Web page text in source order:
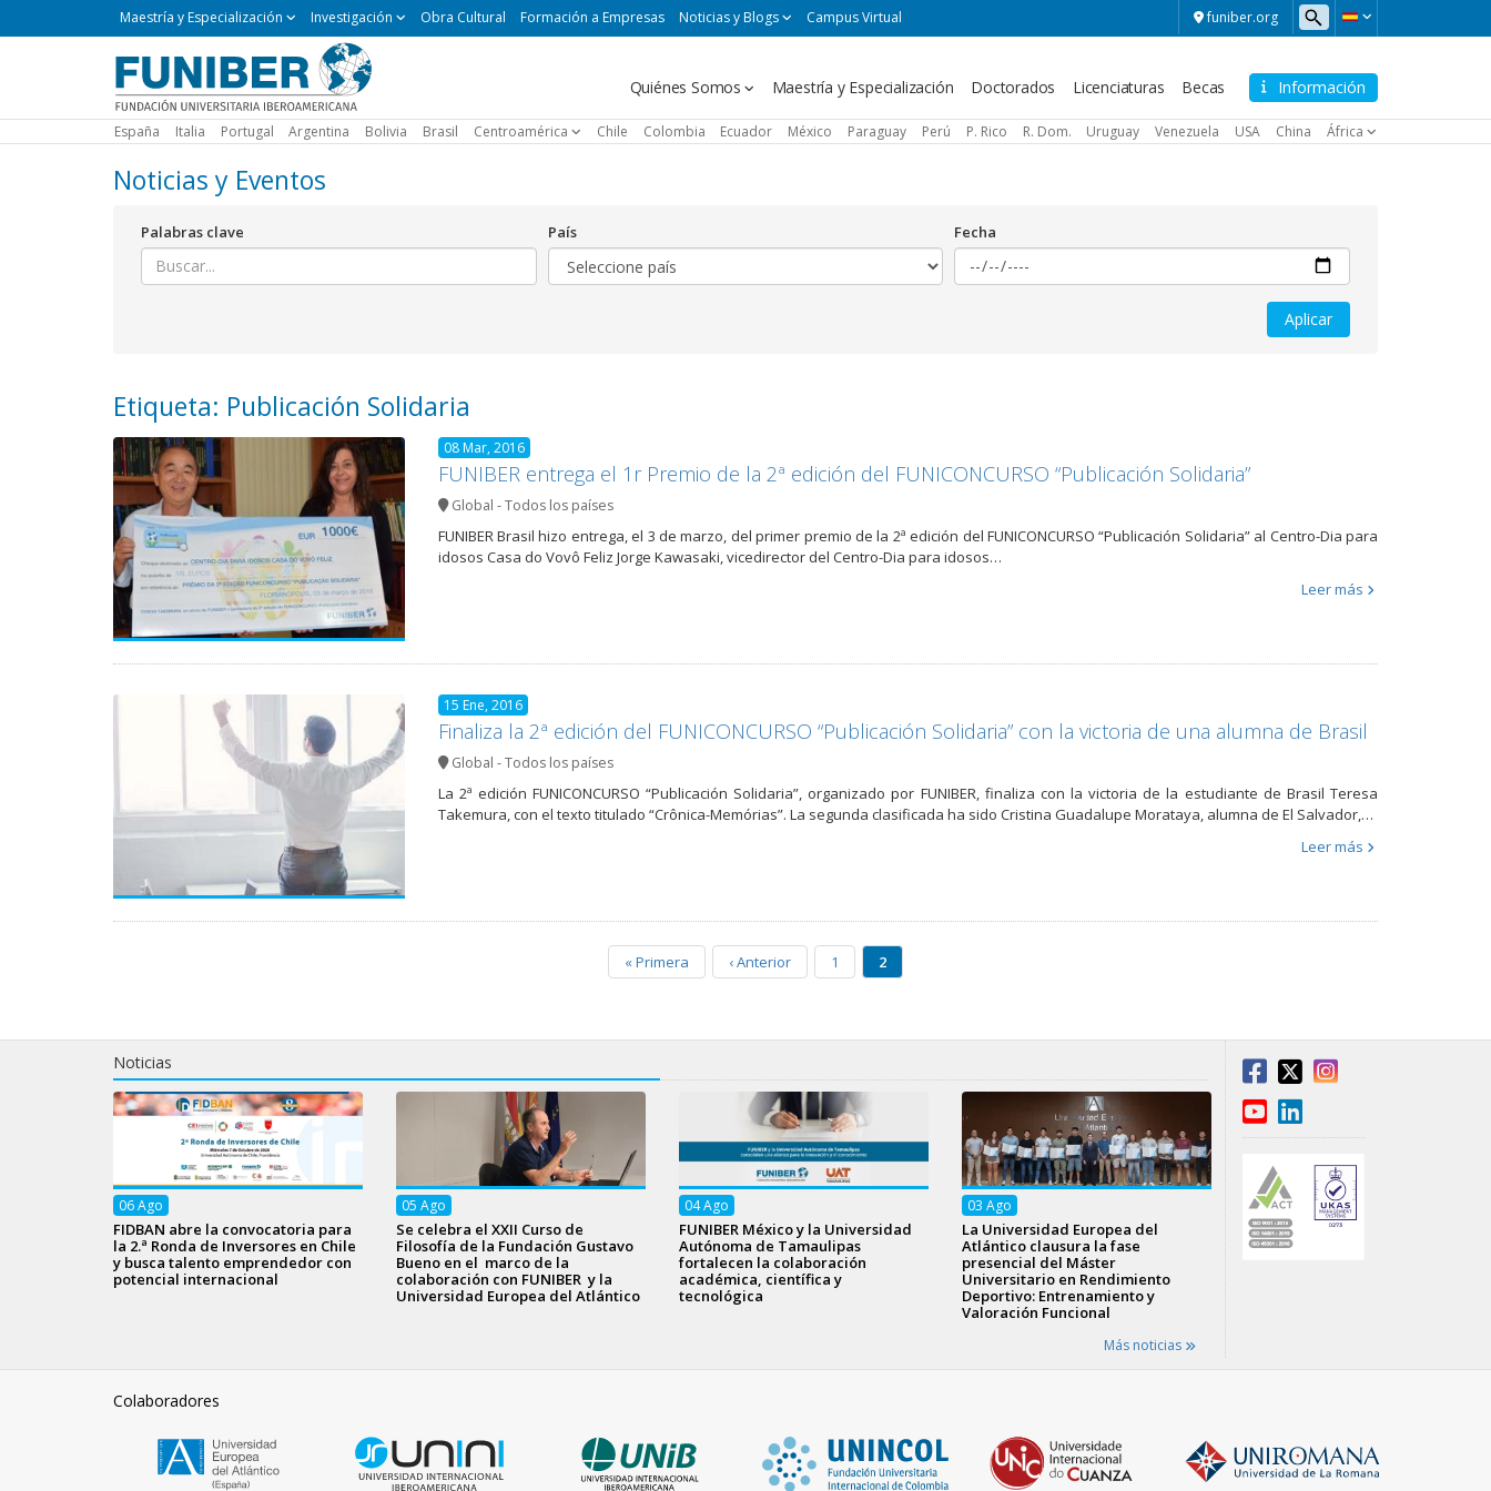
funiber.org
Maestría
Maestría y Especialización Investigación Obra Cultural Formación a Empresas Noticias y Blogs Campus Virtual
Información
Navegación
Quiénes Somos Maestría y Especialización Doctorados Licenciaturas Becas
España Italia Portugal Argentina Bolivia Brasil Centroamérica Chile Colombia Ecuador México Paraguay Perú P. Rico R. Dom. Uruguay Venezuela USA China África
Noticias y Eventos
Palabras clave País Fecha
Etiqueta: Publicación Solidaria
08 Mar, 2016
FUNIBER entrega el 1r Premio de la 2ª edición del FUNICONCURSO “Publicación Solidaria”
Global - Todos los países
FUNIBER Brasil hizo entrega, el 3 de marzo, del primer premio de la 2ª edición del FUNICONCURSO “Publicación Solidaria” al Centro-Dia para
idosos Casa do Vovô Feliz Jorge Kawasaki, vicedirector del Centro-Dia para idosos…
Leer más
15 Ene, 2016
Finaliza la 2ª edición del FUNICONCURSO “Publicación Solidaria” con la victoria de una alumna de Brasil
Global - Todos los países
La 2ª edición FUNICONCURSO “Publicación Solidaria”, organizado por FUNIBER, finaliza con la victoria de la estudiante de Brasil Teresa
Takemura, con el texto titulado “Crônica-Memórias”. La segunda clasificada ha sido Cristina Guadalupe Morataya, alumna de El Salvador,…
Leer más
«Primera ‹Anterior 1 2
Noticias
06Ago
FIDBAN abre la convocatoria para
la 2.ª Ronda de Inversores en Chile
y busca talento emprendedor con
potencial internacional
05 Ago
Se celebra el XXII Curso de
Filosofía de la Fundación Gustavo
Bueno en el marco de la
colaboración con FUNIBER y la
Universidad Europea del Atlántico
04Ago
FUNIBER México y la Universidad
Autónoma de Tamaulipas
fortalecen la colaboración
académica, científica y
tecnológica
03 Ago
La Universidad Europea del
Atlántico clausura la fase
presencial del Máster
Universitario en Rendimiento
Deportivo: Entrenamiento y
Valoración Funcional
Más noticias
Colaboradores